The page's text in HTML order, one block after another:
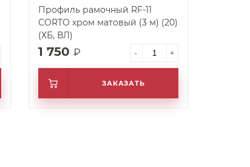
Профиль рамочный RF-11
CORTO хром матовый (3 м) (20)
(ХБ, ВЛ)
1 750 ₽ - +
ЗАКАЗАТЬ